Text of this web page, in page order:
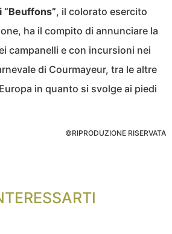
, il colorato esercito
ha il compito di annunciare la
campanelli e con incursioni nei
di Courmayeur, tra le altre
in quanto si svolge ai piedi
©RIPRODUZIONE RISERVATA